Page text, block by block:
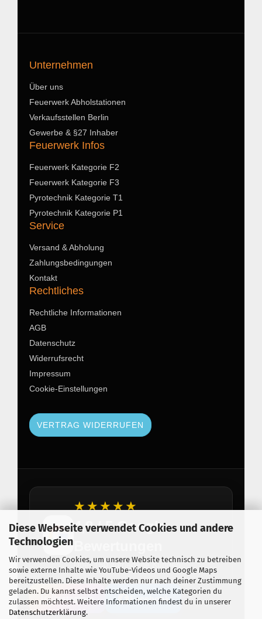
Diese Webseite verwendet Cookies und andere
Technologien
Wir verwenden Cookies, um unsere Website technisch zu betreiben
sowie externe Inhalte wie YouTube-Videos und Google Maps
bereitzustellen. Diese Inhalte werden nur nach deiner Zustimmung
geladen. Du kannst selbst entscheiden, welche Kategorien du
zulassen möchtest. Weitere Informationen findest du in unserer
Datenschutzerklärung.
Unternehmen
Über uns
Feuerwerk Abholstationen
Verkaufsstellen Berlin
Gewerbe & §27 Inhaber
Feuerwerk Infos
Feuerwerk Kategorie F2
Feuerwerk Kategorie F3
Pyrotechnik Kategorie T1
Pyrotechnik Kategorie P1
Service
Versand & Abholung
Zahlungsbedingungen
Kontakt
Rechtliches
Rechtliche Informationen
AGB
Datenschutz
Widerrufsrecht
Impressum
Cookie-Einstellungen
VERTRAG WIDERRUFEN
★★★★★
4,8 / 5 Google
Über 150 zufriedene Kunden
Instagram Facebook